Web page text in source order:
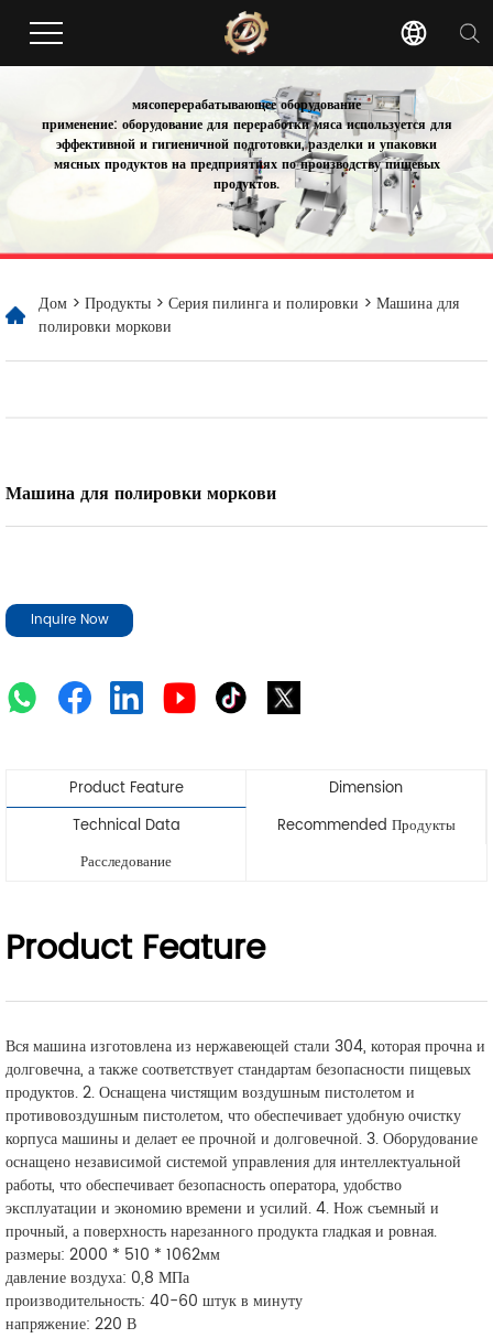
мясоперерабатывающее оборудование
применение: оборудование для переработки мяса используется для
эффективной и гигиеничной подготовки, разделки и упаковки
мясных продуктов на предприятиях по производству пищевых
продуктов.
Дом > Продукты > Серия пилинга и полировки > Машина для
полировки моркови
Машина для полировки моркови
Inquire Now
Product Feature
Dimension
Technical Data
Recommended Продукты
Расследование
Product Feature
Вся машина изготовлена из нержавеющей стали 304, которая прочна и
долговечна, а также соответствует стандартам безопасности пищевых
продуктов. 2. Оснащена чистящим воздушным пистолетом и
противовоздушным пистолетом, что обеспечивает удобную очистку
корпуса машины и делает ее прочной и долговечной. 3. Оборудование
оснащено независимой системой управления для интеллектуальной
работы, что обеспечивает безопасность оператора, удобство
эксплуатации и экономию времени и усилий. 4. Нож съемный и
прочный, а поверхность нарезанного продукта гладкая и ровная.
размеры: 2000 * 510 * 1062мм
давление воздуха: 0,8 МПа
производительность: 40-60 штук в минуту
напряжение: 220 В